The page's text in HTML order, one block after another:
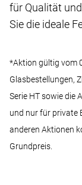
für Qualität
Sie die ideale
*Aktion gültig vom
Glasbestellungen,
Serie HT sowie die
und nur für private
anderen Aktionen
Grundpreis.